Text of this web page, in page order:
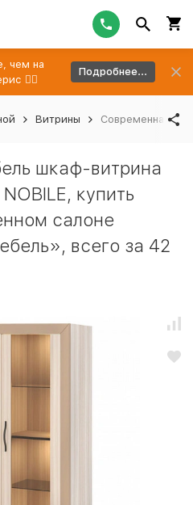
чем на
👉🏻
Подробнее...
Витрины Современная
шкаф-витрина
купить
салоне
всего за 42